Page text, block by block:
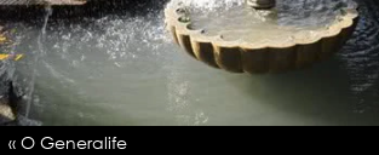
« O Generalife